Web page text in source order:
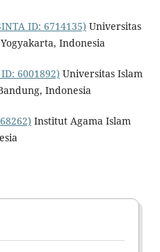
ID: 6714135) Universitas
Indonesia
6001892) Universitas Islam
Indonesia
Institut Agama Islam